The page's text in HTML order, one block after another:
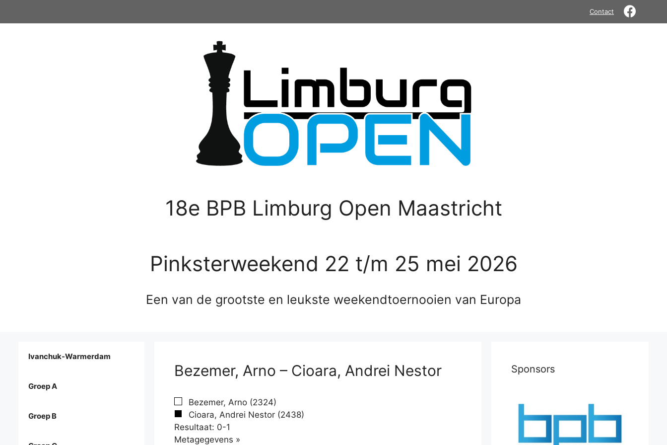
Contact
18e BPB Limburg Open Maastricht
Pinksterweekend 22 t/m 25 mei 2026
Een van de grootste en leukste weekendtoernooien van Europa
Bezemer, Arno – Cioara, Andrei Nestor
Bezemer, Arno (2324)
Cioara, Andrei Nestor (2438)
Resultaat: 0-1
Metagegevens »
Ivanchuk-Warmerdam
Groep A
Groep B
Sponsors